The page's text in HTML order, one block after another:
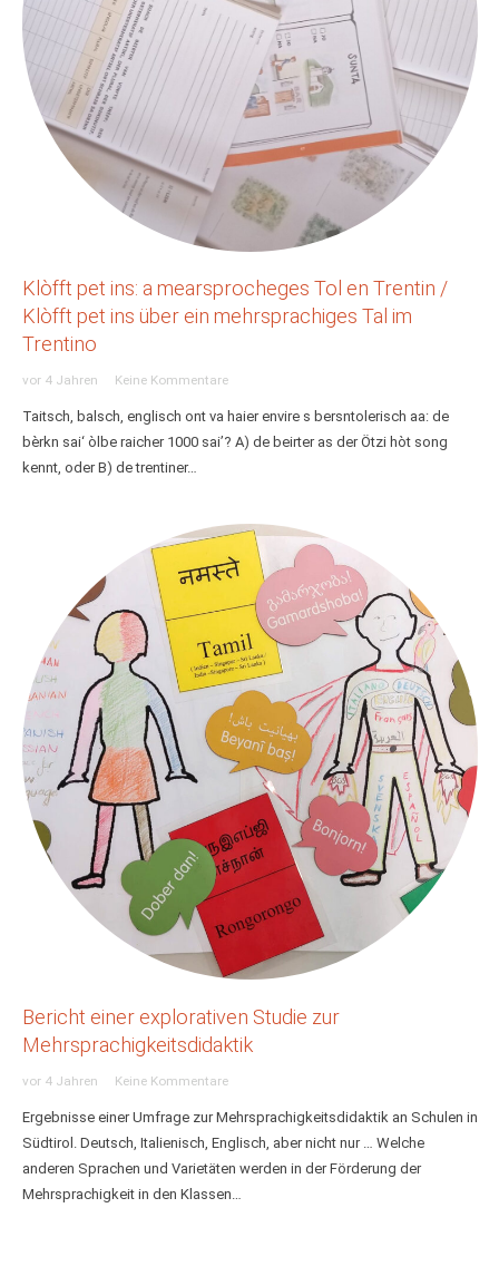
Klòfft pet ins: a mearsprocheges Tol en Trentin /
Klòfft pet ins über ein mehrsprachiges Tal im
Trentino
vor 4 Jahren Keine Kommentare
Taitsch, balsch, englisch ont va haier envire s bersntolerisch aa: de
bèrkn sai‘ òlbe raicher 1000 sai’? A) de beirter as der Ötzi hòt song
kennt, oder B) de trentiner…
Bericht einer explorativen Studie zur
Mehrsprachigkeitsdidaktik
vor 4 Jahren Keine Kommentare
Ergebnisse einer Umfrage zur Mehrsprachigkeitsdidaktik an Schulen in
Südtirol. Deutsch, Italienisch, Englisch, aber nicht nur … Welche
anderen Sprachen und Varietäten werden in der Förderung der
Mehrsprachigkeit in den Klassen…